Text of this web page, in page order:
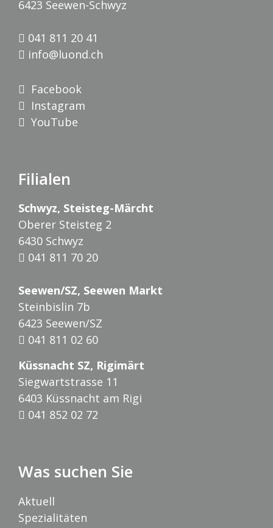
6423 Seewen-Schwyz
041 811 20 41
info@luond.ch
Facebook
Instagram
YouTube
Filialen
Schwyz, Steisteg-Märcht
Oberer Steisteg 2
6430 Schwyz
041 811 70 20
Seewen/SZ, Seewen Markt
Steinbislin 7b
6423 Seewen/SZ
041 811 02 60
Küssnacht SZ, Rigimärt
Siegwartstrasse 11
6403 Küssnacht am Rigi
041 852 02 72
Was suchen Sie
Aktuell
Spezialitäten